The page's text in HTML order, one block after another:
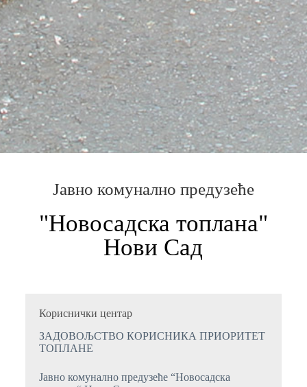
Јавно комунално предузеће
"Новосадска топлана"
Нови Сад
Кориснички центар
ЗАДОВОЉСТВО КОРИСНИКА ПРИОРИТЕТ
ТОПЛАНЕ
Јавно комунално предузеће “Новосадска